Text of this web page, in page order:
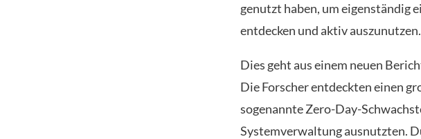
genutzt haben, um eigenständig
entdecken und aktiv auszunutzen.
Dies geht aus einem neuen
Die Forscher entdeckten einen
sogenannte Zero-Day-
Systemverwaltung ausnutzten.